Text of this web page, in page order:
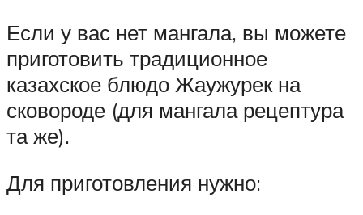
Если у вас нет мангала, вы можете
приготовить традиционное
казахское блюдо Жаужурек на
сковороде (для мангала рецептура
та же).
Для приготовления нужно: